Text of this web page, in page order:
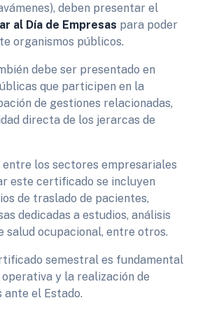
deben presentar el
al Día de Empresas para poder
organismos públicos.
debe ser presentado en
que participen en la
de gestiones relacionadas,
directa de los jerarcas de
entre los sectores empresariales
este certificado se incluyen
de traslado de pacientes,
dedicadas a estudios, análisis
salud ocupacional, entre otros.
semestral es fundamental
y la realización de
el Estado.